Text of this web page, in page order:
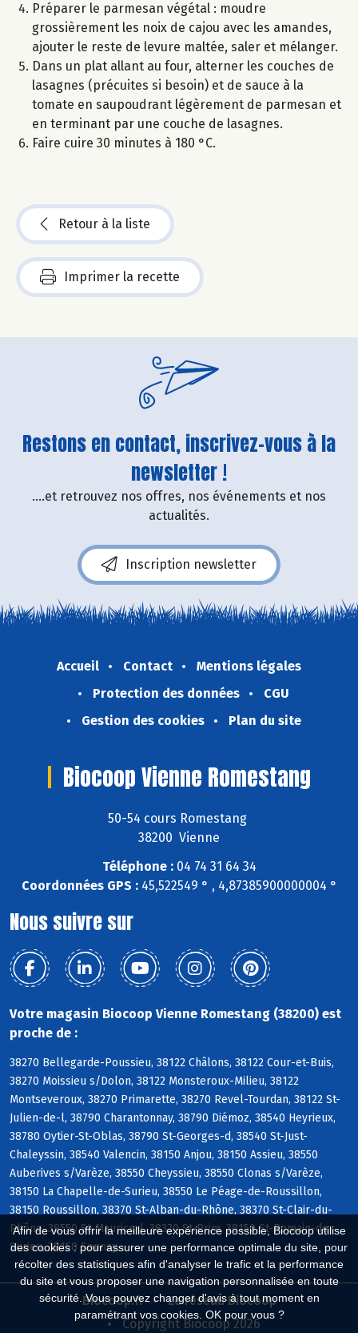
Afin de vous offrir la meilleure expérience possible, Biocoop utilise
des cookies : pour assurer une performance optimale du site, pour
récolter des statistiques afin d'analyser le trafic et la performance
du site et vous proposer une navigation personnalisée en toute
sécurité. Vous pouvez changer d'avis à tout moment en
paramétrant vos cookies. OK pour vous ?
Préparer le parmesan végétal : moudre
grossièrement les noix de cajou avec les amandes,
ajouter le reste de levure maltée, saler et mélanger.
Dans un plat allant au four, alterner les couches de
lasagnes (précuites si besoin) et de sauce à la
tomate en saupoudrant légèrement de parmesan et
en terminant par une couche de lasagnes.
Faire cuire 30 minutes à 180 °C.
Retour à la liste
Imprimer la recette
Restons en contact, inscrivez-vous à la
newsletter !
....et retrouvez nos offres, nos événements et nos
actualités.
Inscription newsletter
Accueil Contact
Mentions légales
Protection des données
CGU
Gestion des cookies
Plan du site
Biocoop Vienne Romestang
50-54 cours Romestang
38200 Vienne
Téléphone :04 74 31 64 34
Coordonnées GPS :45,522549 ° , 4,87385900000004 °
Nous suivre sur
Votre magasin Biocoop Vienne Romestang (38200) est
proche de :
38270 Bellegarde-Poussieu, 38122 Châlons, 38122 Cour-et-Buis,
38270 Moissieu s/Dolon, 38122 Monsteroux-Milieu, 38122
Montseveroux, 38270 Primarette, 38270 Revel-Tourdan, 38122 St-
Julien-de-l, 38790 Charantonnay, 38790 Diémoz, 38540 Heyrieux,
38780 Oytier-St-Oblas, 38790 St-Georges-d, 38540 St-Just-
Chaleyssin, 38540 Valencin, 38150 Anjou, 38150 Assieu, 38550
Auberives s/Varèze, 38550 Cheyssieu, 38550 Clonas s/Varèze,
38150 La Chapelle-de-Surieu, 38550 Le Péage-de-Roussillon,
38150 Roussillon, 38370 St-Alban-du-Rhône, 38370 St-Clair-du-
Rhône, 38550 St-Maurice-l, 38370 St-Prim, 38150 St-Romain-de-
Surieu, 38150 Sonnay
Biocoop.fr
Le réseau Biocoop
Copyright Biocoop 2026